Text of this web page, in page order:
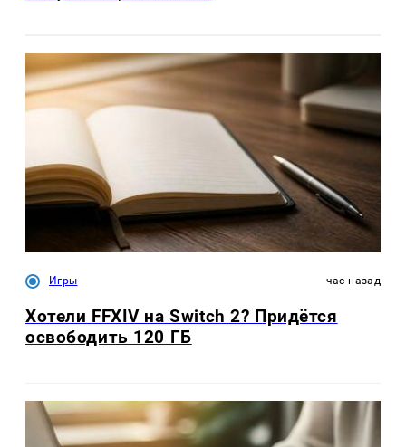
Игры час назад
Хотели FFXIV на Switch 2? Придётся
освободить 120 ГБ